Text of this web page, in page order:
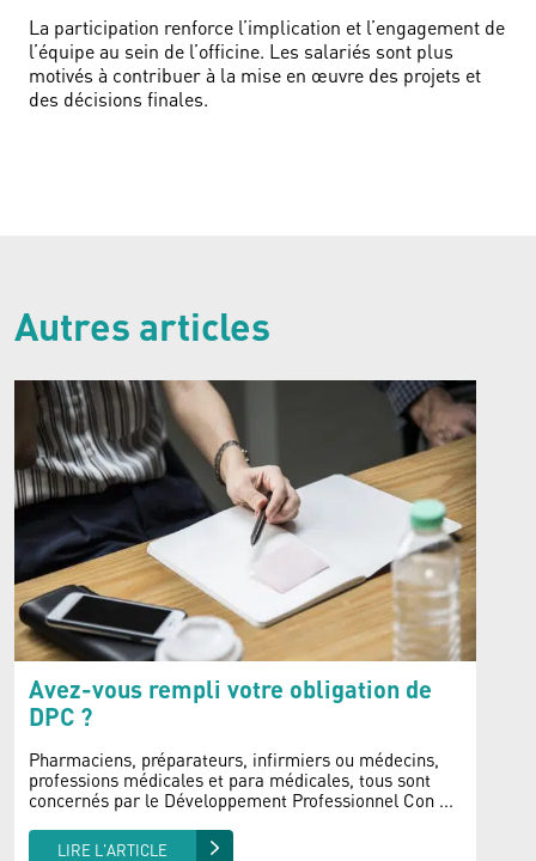
La participation renforce l’implication et l’engagement de
l’équipe au sein de l’officine. Les salariés sont plus
motivés à contribuer à la mise en œuvre des projets et
des décisions finales.
Autres articles
Avez-vous rempli votre obligation de
DPC ?
Pharmaciens, préparateurs, infirmiers ou médecins,
professions médicales et para médicales, tous sont
concernés par le Développement Professionnel Con ...
LIRE L'ARTICLE